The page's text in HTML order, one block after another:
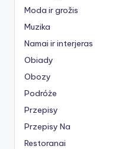
Moda ir grožis
Muzika
Namai ir interjeras
Obiady
Obozy
Podróże
Przepisy
Przepisy Na
Restoranai